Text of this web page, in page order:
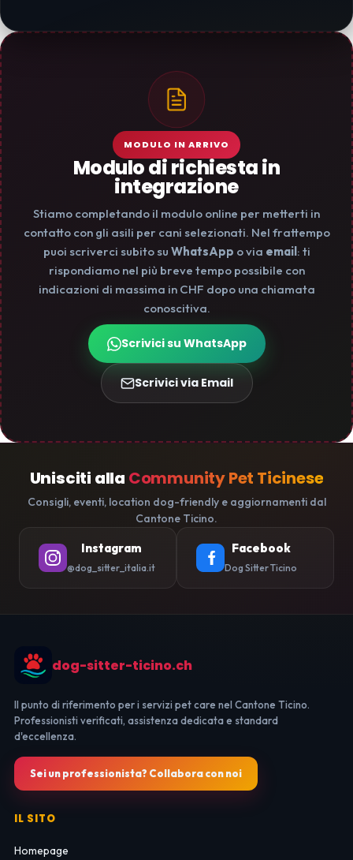
MODULO IN ARRIVO
Modulo di richiesta in
integrazione
Stiamo completando il modulo online per metterti in
contatto con gli asili per cani selezionati. Nel frattempo
puoi scriverci subito su WhatsApp o via email: ti
rispondiamo nel più breve tempo possibile con
indicazioni di massima in CHF dopo una chiamata
conoscitiva.
Scrivici su WhatsApp
Scrivici via Email
Unisciti alla Community Pet Ticinese
Consigli, eventi, location dog-friendly e aggiornamenti dal
Cantone Ticino.
Instagram
@dog_sitter_italia.it
Facebook
Dog Sitter Ticino
dog-sitter-ticino.ch
Il punto di riferimento per i servizi pet care nel Cantone Ticino.
Professionisti verificati, assistenza dedicata e standard
d'eccellenza.
Sei un professionista? Collabora con noi
IL SITO
Homepage